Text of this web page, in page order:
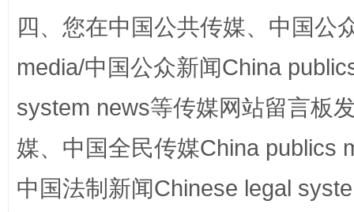
网上购药对药下症？
四、您在中国公共传媒、中国公
media/中国公众新闻China
system news等传媒网站留言板
媒、中国全民传媒China publics
中国法制新闻Chinese legal